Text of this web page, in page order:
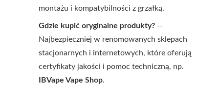
montażu i kompatybilności z grzałką.
Gdzie kupić oryginalne produkty? —
Najbezpieczniej w renomowanych sklepach
stacjonarnych i internetowych, które oferują
certyfikaty jakości i pomoc techniczną, np.
IBVape Vape Shop.